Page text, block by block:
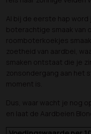
Al bij de eerste hap
boterachtige smaak van
roomboterkoekjes
zoetheid van aardbei,
smaken ontstaat die je
zonsondergang aan het
moment is.
Dus, waar wacht je nog
en laat de Aardbeien